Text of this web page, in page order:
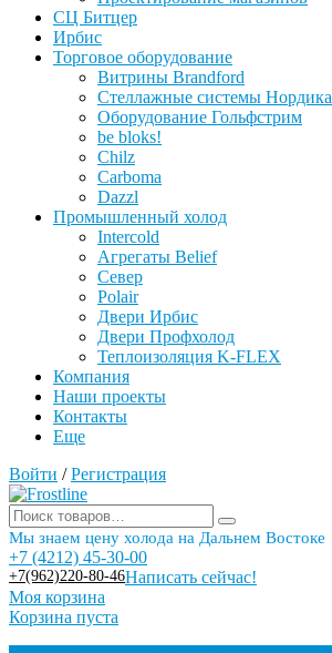
СЦ Битцер
Ирбис
Торговое оборудование
Витрины Brandford
Стеллажные системы Нордика
Оборудование Гольфстрим
be bloks!
Chilz
Carboma
Dazzl
Промышленный холод
Intercold
Агрегаты Belief
Север
Polair
Двери Ирбис
Двери Профхолод
Теплоизоляция K-FLEX
Компания
Наши проекты
Контакты
Еще
Войти / Регистрация
Мы знаем цену холода на Дальнем Востоке
+7 (4212) 45-30-00
+7(962)220-80-46Написать сейчас!
Моя корзина
Корзина пуста